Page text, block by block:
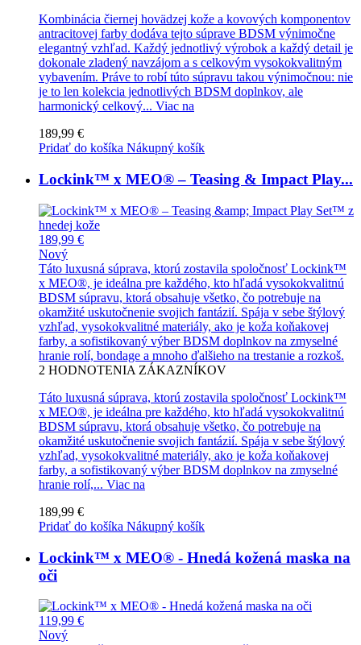
Kombinácia čiernej hovädzej kože a kovových komponentov
antracitovej farby dodáva tejto súprave BDSM výnimočne
elegantný vzhľad. Každý jednotlivý výrobok a každý detail je
dokonale zladený navzájom a s celkovým vysokokvalitným
vybavením. Práve to robí túto súpravu takou výnimočnou: nie
je to len kolekcia jednotlivých BDSM doplnkov, ale
harmonický celkový... Viac na
189,99 €
Pridať do košíka Nákupný košík
Lockink™ x MEO® – Teasing & Impact Play...
189,99 €
Nový
Táto luxusná súprava, ktorú zostavila spoločnosť Lockink™
x MEO®, je ideálna pre každého, kto hľadá vysokokvalitnú
BDSM súpravu, ktorá obsahuje všetko, čo potrebuje na
okamžité uskutočnenie svojich fantázií. Spája v sebe štýlový
vzhľad, vysokokvalitné materiály, ako je koža koňakovej
farby, a sofistikovaný výber BDSM doplnkov na zmyselné
hranie rolí, bondage a mnoho ďalšieho na trestanie a rozkoš.
2 HODNOTENIA ZÁKAZNÍKOV
Táto luxusná súprava, ktorú zostavila spoločnosť Lockink™
x MEO®, je ideálna pre každého, kto hľadá vysokokvalitnú
BDSM súpravu, ktorá obsahuje všetko, čo potrebuje na
okamžité uskutočnenie svojich fantázií. Spája v sebe štýlový
vzhľad, vysokokvalitné materiály, ako je koža koňakovej
farby, a sofistikovaný výber BDSM doplnkov na zmyselné
hranie rolí,... Viac na
189,99 €
Pridať do košíka Nákupný košík
Lockink™ x MEO® - Hnedá kožená maska na
oči
119,99 €
Nový